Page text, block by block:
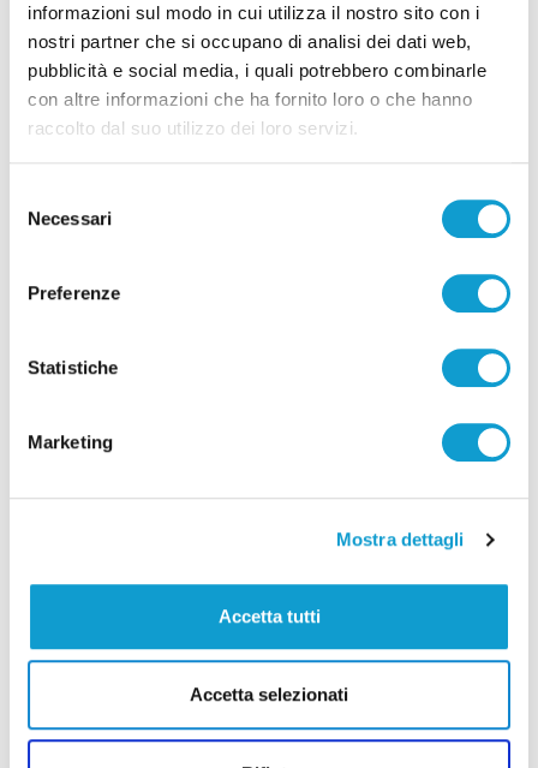
informazioni sul modo in cui utilizza il nostro sito con i
nostri partner che si occupano di analisi dei dati web,
pubblicità e social media, i quali potrebbero combinarle
con altre informazioni che ha fornito loro o che hanno
raccolto dal suo utilizzo dei loro servizi.
delNecessari
Preferenze
Statistiche
Marketing
Mostra dettagli
Accetta tutti
Accetta selezionati